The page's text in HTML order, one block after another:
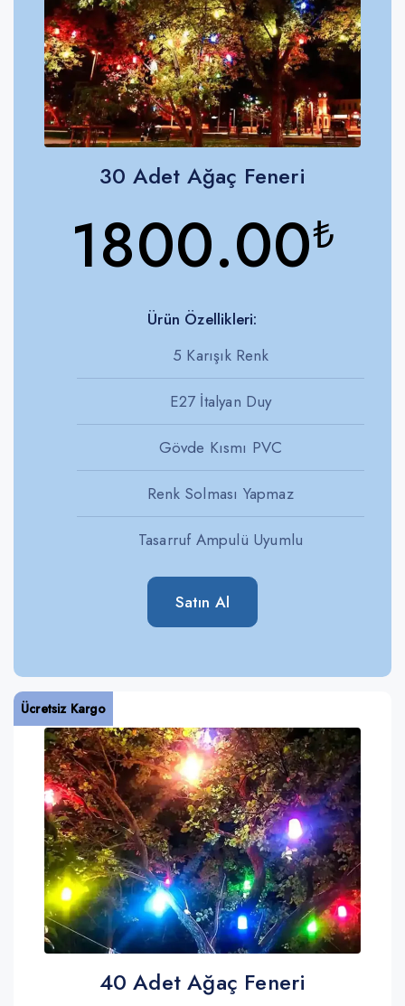
30 Adet Ağaç Feneri
1800.00₺
Ürün Özellikleri:
5 Karışık Renk
E27 İtalyan Duy
Gövde Kısmı PVC
Renk Solması Yapmaz
Tasarruf Ampulü Uyumlu
Satın Al
Ücretsiz Kargo
40 Adet Ağaç Feneri